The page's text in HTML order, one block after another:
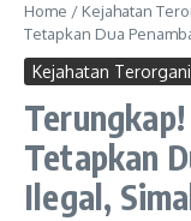
Home / Kejahatan
Tetapkan Dua
Kejahatan
Tetapkan
Ilegal,